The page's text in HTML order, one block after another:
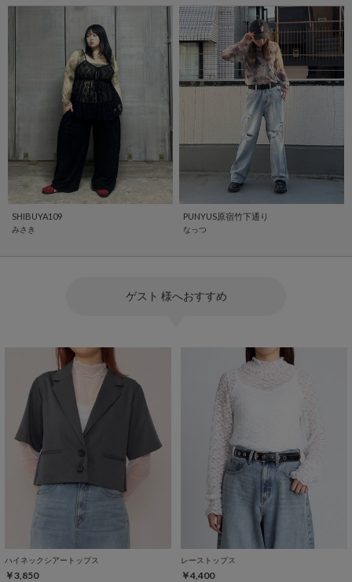
SHIBUYA109
みさき
PUNYUS原宿竹下通り
なっつ
ゲスト 様へおすすめ
ハイネックシアートップス
￥3,850
レーストップス
￥4,400